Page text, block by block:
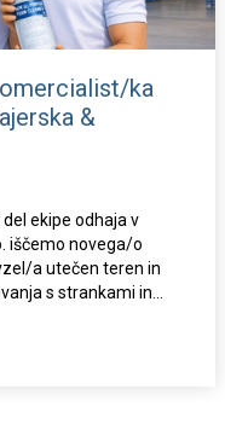
ka
&
ekipe odhaja v
iščemo novega/o
a utečen teren in
s strankami in...